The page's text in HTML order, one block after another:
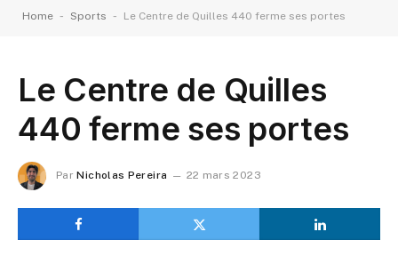
Home - Sports - Le Centre de Quilles 440 ferme ses portes
Le Centre de Quilles
440 ferme ses portes
Par Nicholas Pereira 22 mars 2023